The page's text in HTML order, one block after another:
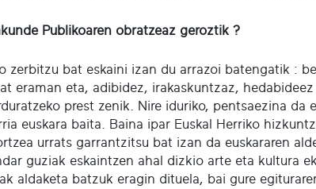
Publikoaren obratzeaz geroztik ?
zerbitzu bat eskaini izan du arrazoi batengatik :
eraman eta, adibidez, irakaskuntzaz,
prest zenik. Nire iduriko, pentsaezina da
euskara baita. Baina ipar Euskal Herriko
urrats garrantzitsu bat izan da euskararen
guziak eskaintzen ahal dizkio arte eta kultura
aldaketa batzuk eragin dituela, bai gure